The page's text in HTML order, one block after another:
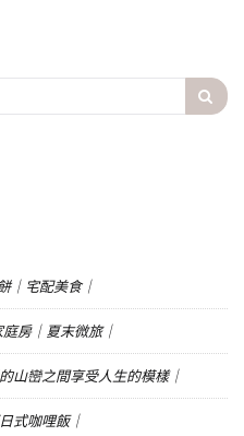
｜宅配美食｜
房｜夏末微旅｜
山巒之間享受人生的模樣｜
式咖哩飯｜